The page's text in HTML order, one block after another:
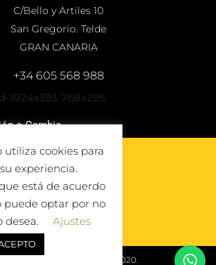
C/Bello y Artiles 10
San Gregorio. Telde
GRAN CANARIA
+34 605 568 988
o Cambio
los derechos reservados 2020.
utiliza cookies para
experiencia.
está de acuerdo
puede optar por no
desea.
Ajustes